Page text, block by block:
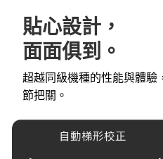
貼心設計，
面面俱到。
超越同級機種的性能與體驗
節把關。